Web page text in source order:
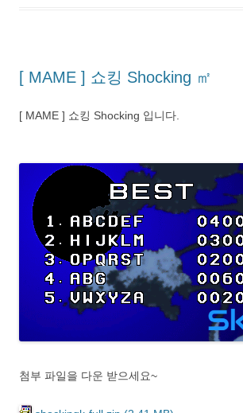
[ MAME ] 쇼킹 Shocking ㎡
[ MAME ] 쇼킹 Shocking 입니다.
첨부 파일을 다운 받으세요~